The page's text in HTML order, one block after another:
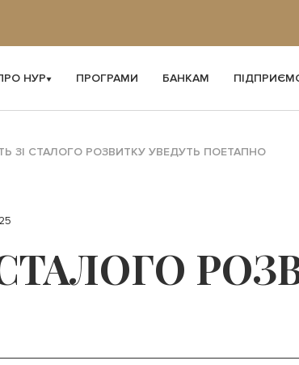
НУР ПРОГРАМИ БАНКАМ
ЗІ СТАЛОГО РОЗВИТКУ УВЕДУТЬ ПОЕТАПНО
СТАЛОГО